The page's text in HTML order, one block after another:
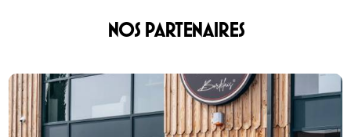
NOS PARTENAIRES